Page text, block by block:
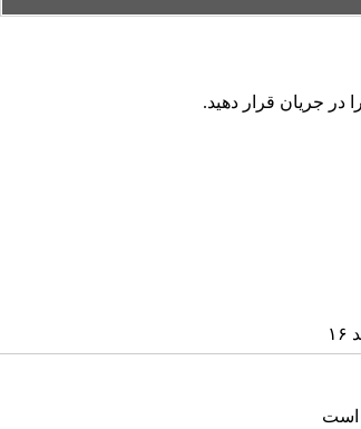
در جریان قرار دهید.
است